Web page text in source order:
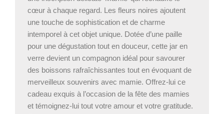
cœur à chaque regard. Les fleurs noires ajoutent
une touche de sophistication et de charme
intemporel à cet objet unique. Dotée d’une paille
pour une dégustation tout en douceur, cette jar en
verre devient un compagnon idéal pour savourer
des boissons rafraîchissantes tout en évoquant de
merveilleux souvenirs avec mamie. Offrez-lui ce
cadeau exquis à l’occasion de la fête des mamies
et témoignez-lui tout votre amour et votre gratitude.